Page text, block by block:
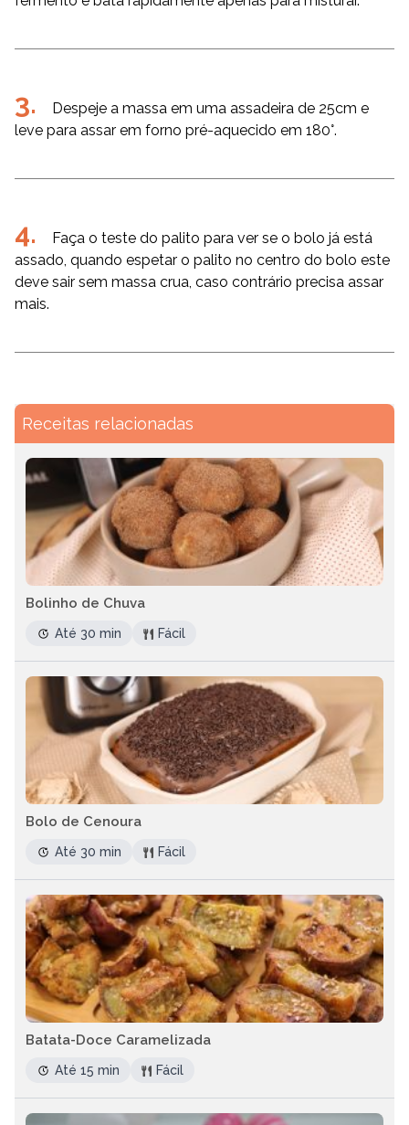
Despeje a massa em uma assadeira de 25cm e
leve para assar em forno pré-aquecido em 180°.
Faça o teste do palito para ver se o bolo já está
assado, quando espetar o palito no centro do bolo este
deve sair sem massa crua, caso contrário precisa assar
mais.
Receitas relacionadas
Bolinho de Chuva
Até 30 min Fácil
Bolo de Cenoura
Até 30 min Fácil
Batata-Doce Caramelizada
Até 15 min Fácil